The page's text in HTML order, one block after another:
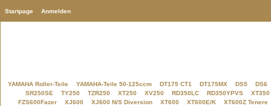
Startpage Anmelden
YAMAHA Roller-Teile YAMAHA-Teile 50-125ccm DT175 CT1 DT175MX DS5
DS6
SR250SE
TY250 TZR250 XT250 XV250 RD350LC RD350YPVS
XT350
FZS600Fazer
XJ600 XJ600 N/S Diversion XT600 XT600E/K
XT600Z Tenere